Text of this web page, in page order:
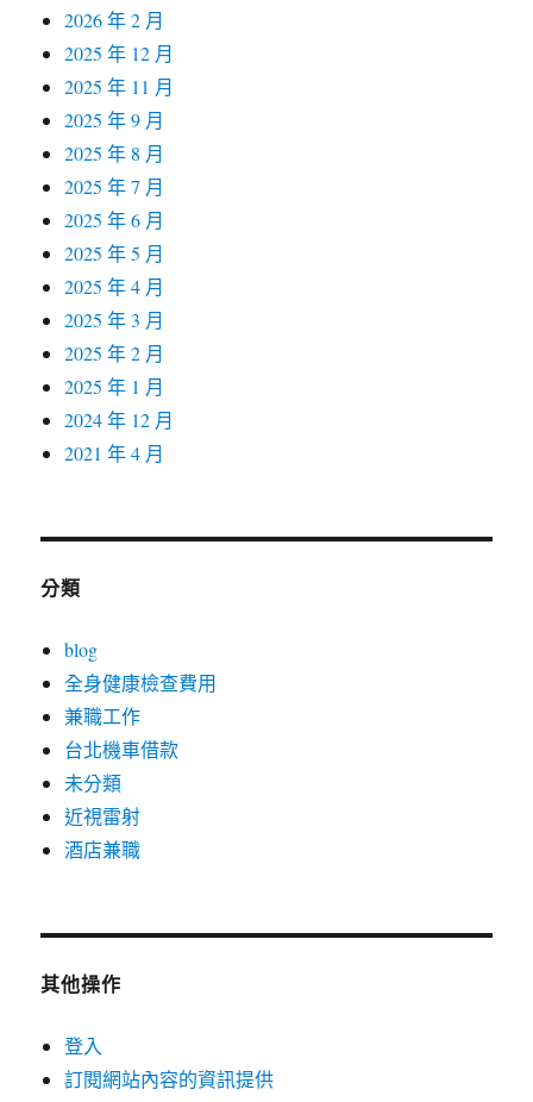
2026 年 2 月
2025 年 12 月
2025 年 11 月
2025 年 9 月
2025 年 8 月
2025 年 7 月
2025 年 6 月
2025 年 5 月
2025 年 4 月
2025 年 3 月
2025 年 2 月
2025 年 1 月
2024 年 12 月
2021 年 4 月
分類
blog
全身健康檢查費用
兼職工作
台北機車借款
未分類
近視雷射
酒店兼職
其他操作
登入
訂閱網站內容的資訊提供